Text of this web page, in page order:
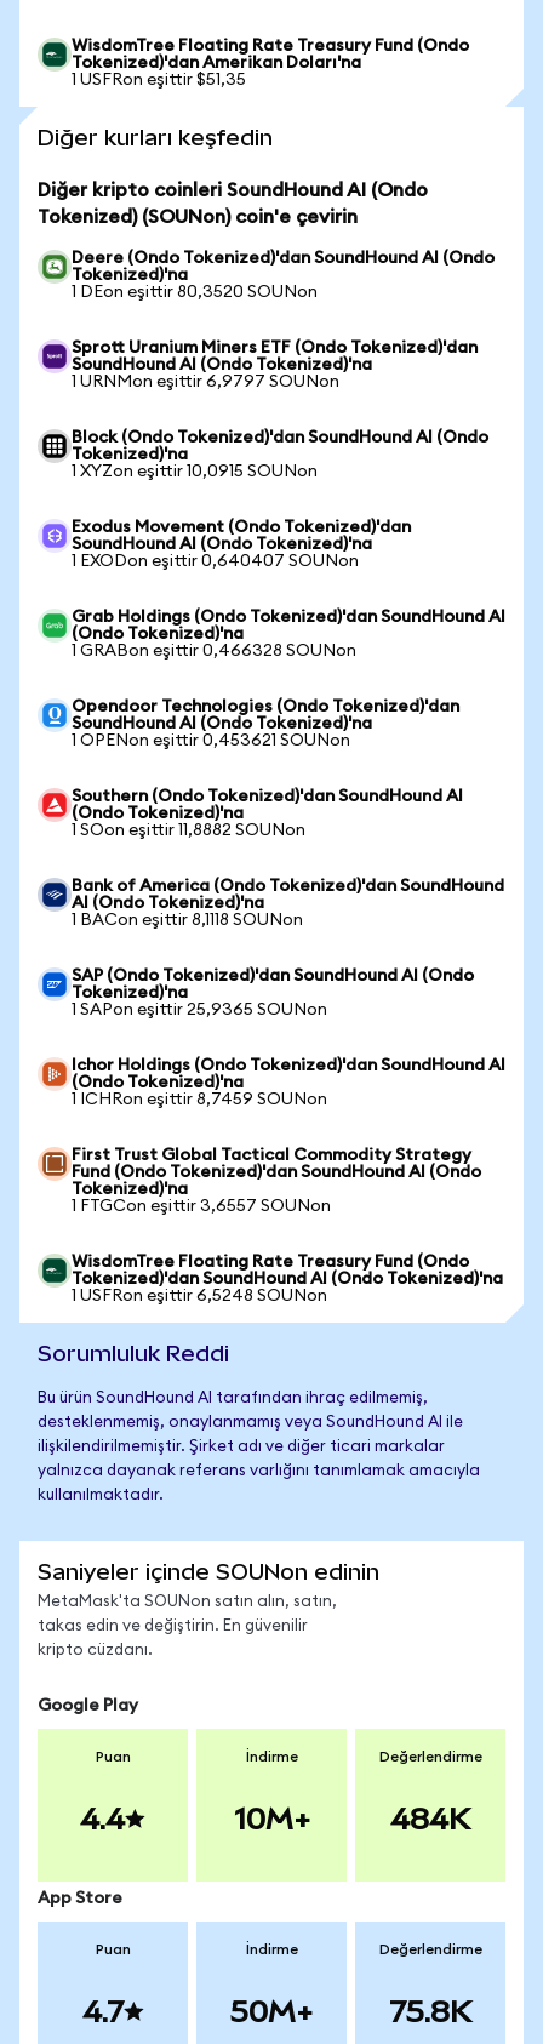
WisdomTree Floating Rate Treasury Fund (Ondo
Tokenized)'dan Amerikan Doları'na
1 USFRon eşittir $51,35
Diğer kurları keşfedin
Diğer kripto coinleri SoundHound AI (Ondo
Tokenized) (SOUNon) coin'e çevirin
Deere (Ondo Tokenized)'dan SoundHound AI (Ondo
Tokenized)'na
1 DEon eşittir 80,3520 SOUNon
Sprott Uranium Miners ETF (Ondo Tokenized)'dan
SoundHound AI (Ondo Tokenized)'na
1 URNMon eşittir 6,9797 SOUNon
Block (Ondo Tokenized)'dan SoundHound AI (Ondo
Tokenized)'na
1 XYZon eşittir 10,0915 SOUNon
Exodus Movement (Ondo Tokenized)'dan
SoundHound AI (Ondo Tokenized)'na
1 EXODon eşittir 0,640407 SOUNon
Grab Holdings (Ondo Tokenized)'dan SoundHound AI
(Ondo Tokenized)'na
1 GRABon eşittir 0,466328 SOUNon
Opendoor Technologies (Ondo Tokenized)'dan
SoundHound AI (Ondo Tokenized)'na
1 OPENon eşittir 0,453621 SOUNon
Southern (Ondo Tokenized)'dan SoundHound AI
(Ondo Tokenized)'na
1 SOon eşittir 11,8882 SOUNon
Bank of America (Ondo Tokenized)'dan SoundHound
AI (Ondo Tokenized)'na
1 BACon eşittir 8,1118 SOUNon
SAP (Ondo Tokenized)'dan SoundHound AI (Ondo
Tokenized)'na
1 SAPon eşittir 25,9365 SOUNon
Ichor Holdings (Ondo Tokenized)'dan SoundHound AI
(Ondo Tokenized)'na
1 ICHRon eşittir 8,7459 SOUNon
First Trust Global Tactical Commodity Strategy
Fund (Ondo Tokenized)'dan SoundHound AI (Ondo
Tokenized)'na
1 FTGCon eşittir 3,6557 SOUNon
WisdomTree Floating Rate Treasury Fund (Ondo
Tokenized)'dan SoundHound AI (Ondo Tokenized)'na
1 USFRon eşittir 6,5248 SOUNon
Sorumluluk Reddi
Bu ürün SoundHound AI tarafından ihraç edilmemiş,
desteklenmemiş, onaylanmamış veya SoundHound AI ile
ilişkilendirilmemiştir. Şirket adı ve diğer ticari markalar
yalnızca dayanak referans varlığını tanımlamak amacıyla
kullanılmaktadır.
Saniyeler içinde SOUNon edinin
MetaMask'ta SOUNon satın alın, satın,
takas edin ve değiştirin. En güvenilir
kripto cüzdanı.
Google Play
Puan
4.4
İndirme
10M+
Değerlendirme
484K
App Store
Puan
4.7
İndirme
50M+
Değerlendirme
75.8K